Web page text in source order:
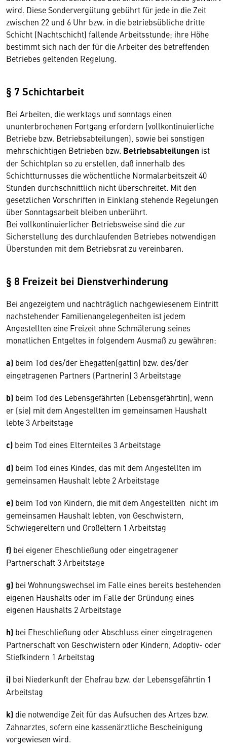
wird. Diese Sondervergütung gebührt für jede in die Zeit
zwischen 22 und 6 Uhr bzw. in die betriebsübliche dritte
Schicht (Nachtschicht) fallende Arbeitsstunde; ihre Höhe
bestimmt sich nach der für die Arbeiter des betreffenden
Betriebes geltenden Regelung.
§ 7 Schichtarbeit
Bei Arbeiten, die werktags und sonntags einen
ununterbrochenen Fortgang erfordern (vollkontinuierliche
Betriebe bzw. Betriebsabteilungen), sowie bei sonstigen
mehrschichtigen Betrieben bzw. Betriebsabteilungen ist
der Schichtplan so zu erstellen, daß innerhalb des
Schichtturnusses die wöchentliche Normalarbeitszeit 40
Stunden durchschnittlich nicht überschreitet. Mit den
gesetzlichen Vorschriften in Einklang stehende Regelungen
über Sonntagsarbeit bleiben unberührt.
Bei vollkontinuierlicher Betriebsweise sind die zur
Sicherstellung des durchlaufenden Betriebes notwendigen
Überstunden mit dem Betriebsrat zu vereinbaren.
§ 8 Freizeit bei Dienstverhinderung
Bei angezeigtem und nachträglich nachgewiesenem Eintritt
nachstehender Familienangelegenheiten ist jedem
Angestellten eine Freizeit ohne Schmälerung seines
monatlichen Entgeltes in folgendem Ausmaß zu gewähren:
a) beim Tod des/der Ehegatten(gattin) bzw. des/der
eingetragenen Partners (Partnerin) 3 Arbeitstage
b) beim Tod des Lebensgefährten (Lebensgefährtin), wenn
er (sie) mit dem Angestellten im gemeinsamen Haushalt
lebte 3 Arbeitstage
c) beim Tod eines Elternteiles 3 Arbeitstage
d) beim Tod eines Kindes, das mit dem Angestellten im
gemeinsamen Haushalt lebte 2 Arbeitstage
e) beim Tod von Kindern, die mit dem Angestellten nicht im
gemeinsamen Haushalt lebten, von Geschwistern,
Schwiegereltern und Großeltern 1 Arbeitstag
f) bei eigener Eheschließung oder eingetragener
Partnerschaft 3 Arbeitstage
g) bei Wohnungswechsel im Falle eines bereits bestehenden
eigenen Haushalts oder im Falle der Gründung eines
eigenen Haushalts 2 Arbeitstage
h) bei Eheschließung oder Abschluss einer eingetragenen
Partnerschaft von Geschwistern oder Kindern, Adoptiv- oder
Stiefkindern 1 Arbeitstag
i) bei Niederkunft der Ehefrau bzw. der Lebensgefährtin 1
Arbeitstag
k) die notwendige Zeit für das Aufsuchen des Artzes bzw.
Zahnarztes, sofern eine kassenärztliche Bescheinigung
vorgewiesen wird.